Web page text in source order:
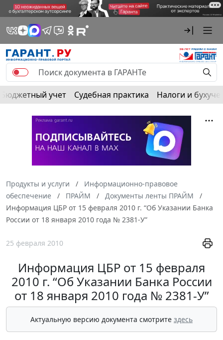
Бюджетный учет Судебная практика Налоги и
Продукты и услуги
Информационно-правовое
обеспечение
ПРАЙМ
Документы ленты ПРАЙМ
Информация ЦБР от 15 февраля 2010 г. “Об Указании Банка
России от 18 января 2010 года № 2381-У”
25 февраля 2010
Информация ЦБР от 15 февраля
2010 г. “Об Указании Банка России
от 18 января 2010 года № 2381-У”
Актуальную версию документа смотрите здесь